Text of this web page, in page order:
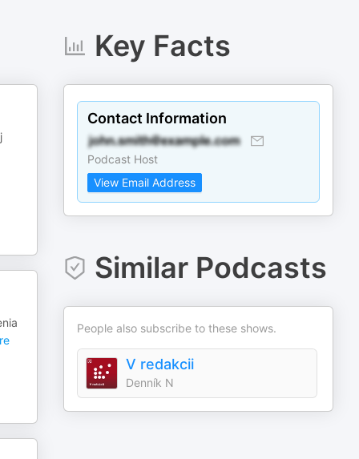
Key Facts
Contact Information
Podcast Host
View Email Address
Similar Podcasts
People also subscribe to these shows.
V redakcii
Denník N